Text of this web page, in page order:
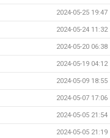
2024-05-25 19:47
2024-05-24 11:32
2024-05-20 06:38
2024-05-19 04:12
2024-05-09 18:55
2024-05-07 17:06
2024-05-05 21:54
2024-05-05 21:19